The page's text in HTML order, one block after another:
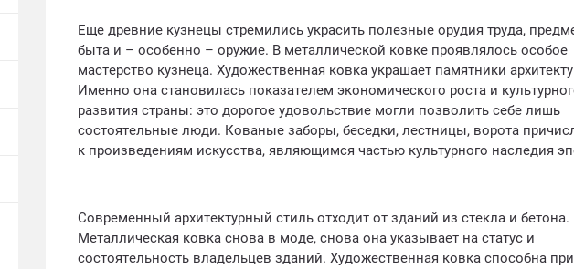
Еще древние кузнецы стремились украсить полезные орудия труда,
быта и – особенно – оружие. В металлической ковке проявлялось особое
мастерство кузнеца. Художественная ковка украшает памятники
Именно она становилась показателем экономического роста и
развития страны: это дорогое удовольствие могли позволить себе лишь
состоятельные люди. Кованые заборы, беседки, лестницы, ворота
к произведениям искусства, являющимся частью культурного наследия
Современный архитектурный стиль отходит от зданий из стекла и бетона.
Металлическая ковка снова в моде, снова она указывает на статус и
состоятельность владельцев зданий. Художественная ковка способна